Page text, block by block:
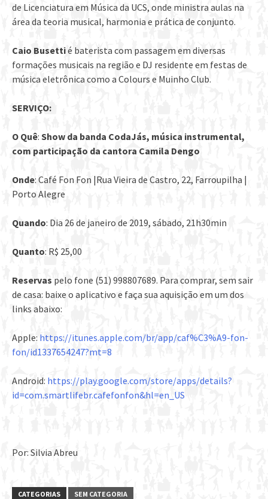
de Licenciatura em Música da UCS, onde ministra aulas na
área da teoria musical, harmonia e prática de conjunto.
Caio Busettié baterista com passagem em diversas
formações musicais na região e DJ residente em festas de
música eletrônica como a Colours e Muinho Club.
SERVIÇO:
O Quê: Show da banda CodaJás, música instrumental,
com participação da cantora Camila Dengo
Onde: Café Fon Fon |Rua Vieira de Castro, 22, Farroupilha |
Porto Alegre
Quando: Dia 26 de janeiro de 2019, sábado, 21h30min
Quanto: R$ 25,00
Reservas pelo fone (51) 998807689. Para comprar, sem sair
de casa: baixe o aplicativo e faça sua aquisição em um dos
links abaixo:
Apple: https://itunes.apple.com/br/app/caf%C3%A9-fon-
fon/id1337654247?mt=8
Android: https://play.google.com/store/apps/details?
id=com.smartlifebr.cafefonfon&hl=en_US
Por: Silvia Abreu
CATEGORIAS SEM CATEGORIA